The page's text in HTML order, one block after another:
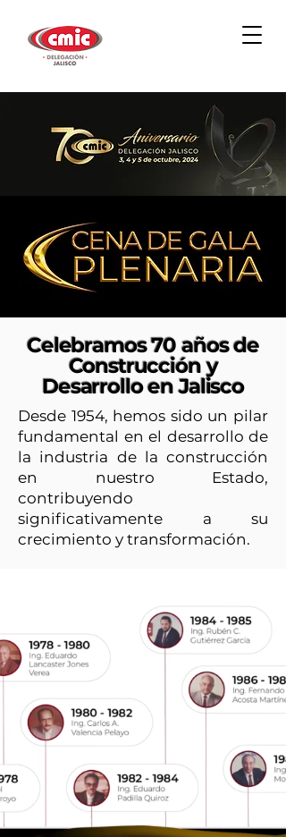
Celebramos 70 años de
Construcción y
Desarrollo en Jalisco
Desde 1954, hemos sido un pilar
fundamental en el desarrollo de
la industria de la construcción
en nuestro Estado,
contribuyendo
significativamente a su
crecimiento y transformación.